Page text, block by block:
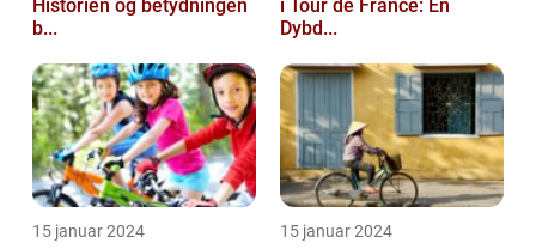
Historien og betydningen
b...
i Tour de France: En
Dybd...
15 januar 2024 15 januar 2024